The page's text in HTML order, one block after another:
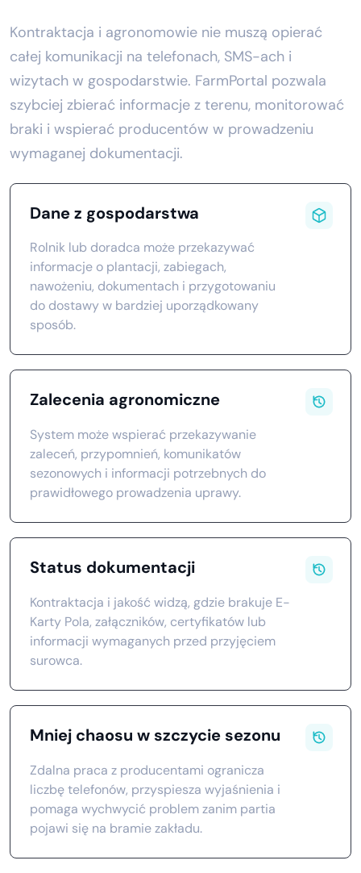
Kontraktacja i agronomowie nie muszą opierać
całej komunikacji na telefonach, SMS-ach i
wizytach w gospodarstwie. FarmPortal pozwala
szybciej zbierać informacje z terenu, monitorować
braki i wspierać producentów w prowadzeniu
wymaganej dokumentacji.
Dane z gospodarstwa
Rolnik lub doradca może przekazywać
informacje o plantacji, zabiegach,
nawożeniu, dokumentach i przygotowaniu
do dostawy w bardziej uporządkowany
sposób.
Zalecenia agronomiczne
System może wspierać przekazywanie
zaleceń, przypomnień, komunikatów
sezonowych i informacji potrzebnych do
prawidłowego prowadzenia uprawy.
Status dokumentacji
Kontraktacja i jakość widzą, gdzie brakuje E-
Karty Pola, załączników, certyfikatów lub
informacji wymaganych przed przyjęciem
surowca.
Mniej chaosu w szczycie sezonu
Zdalna praca z producentami ogranicza
liczbę telefonów, przyspiesza wyjaśnienia i
pomaga wychwycić problem zanim partia
pojawi się na bramie zakładu.